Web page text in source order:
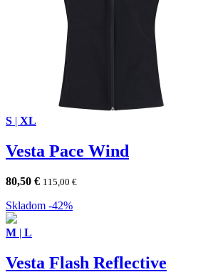
S | XL
Vesta Pace Wind
80,50 € 115,00 €
Skladom -42%
M | L
Vesta Flash Reflective